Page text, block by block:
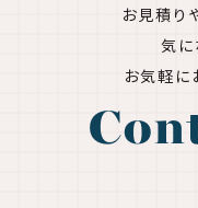
お見積り
気に
お気軽に